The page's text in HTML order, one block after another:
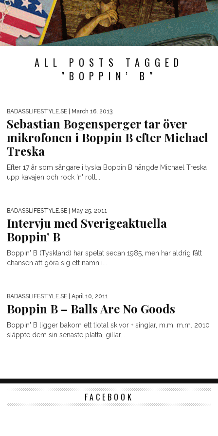
ALL POSTS TAGGED
"BOPPIN’ B"
BADASSLIFESTYLE.SE | March 16, 2013
Sebastian Bogensperger tar över
mikrofonen i Boppin B efter Michael
Treska
Efter 17 år som sångare i tyska Boppin B hängde Michael Treska
upp kavajen och rock 'n' roll...
BADASSLIFESTYLE.SE | May 25, 2011
Intervju med Sverigeaktuella
Boppin’ B
Boppin' B (Tyskland) har spelat sedan 1985, men har aldrig fått
chansen att göra sig ett namn i...
BADASSLIFESTYLE.SE | April 10, 2011
Boppin B – Balls Are No Goods
Boppin' B ligger bakom ett tiotal skivor + singlar, m.m. m.m. 2010
släppte dem sin senaste platta, gillar...
FACEBOOK